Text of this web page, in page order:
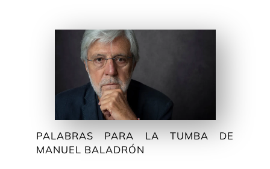
PALABRAS PARA LA TUMBA DE
MANUEL BALADRÓN